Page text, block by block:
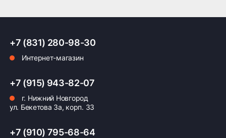
Возможна картой, наличными при получении,
также доступно оформление кредита и
формирование счёта для Юр.Лица
ПОДРОБНЕЕ ОБ ОПЛАТЕ
+7 (831) 280-98-30
Интернет-магазин
+7 (915) 943-82-07
г. Нижний Новгород
ул. Бекетова 3а, корп. 33
+7 (910) 795-68-64